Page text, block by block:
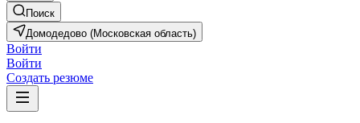
Поиск
Домодедово (Московская область)
Войти
Войти
Создать резюме